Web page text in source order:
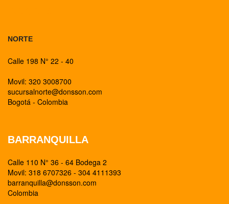
NORTE
Calle 198 N° 22 - 40
Movil: 320 3008700
sucursalnorte@donsson.com
Bogotá - Colombia
BARRANQUILLA
Calle 110 N° 36 - 64 Bodega 2
Movil: 318 6707326 - 304 4111393
barranquilla@donsson.com
Colombia